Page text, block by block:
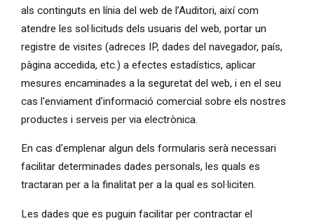
als continguts en línia del web de l’Auditori, així com
atendre les sol·licituds dels usuaris del web, portar un
registre de visites (adreces IP, dades del navegador, país,
pàgina accedida, etc.) a efectes estadístics, aplicar
mesures encaminades a la seguretat del web, i en el seu
cas l'enviament d'informació comercial sobre els nostres
productes i serveis per via electrònica.
En cas d'emplenar algun dels formularis serà necessari
facilitar determinades dades personals, les quals es
tractaran per a la finalitat per a la qual es sol·liciten.
Les dades que es puguin facilitar per contractar el